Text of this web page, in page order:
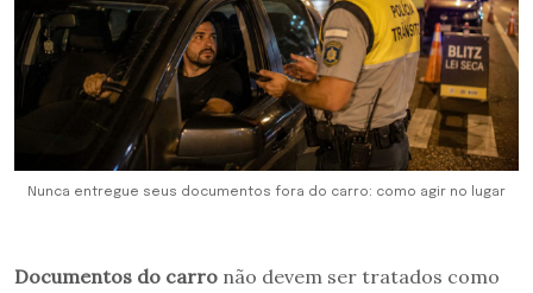
Nunca entregue seus documentos fora do carro: como agir no lugar
Documentos do carro não devem ser tratados como